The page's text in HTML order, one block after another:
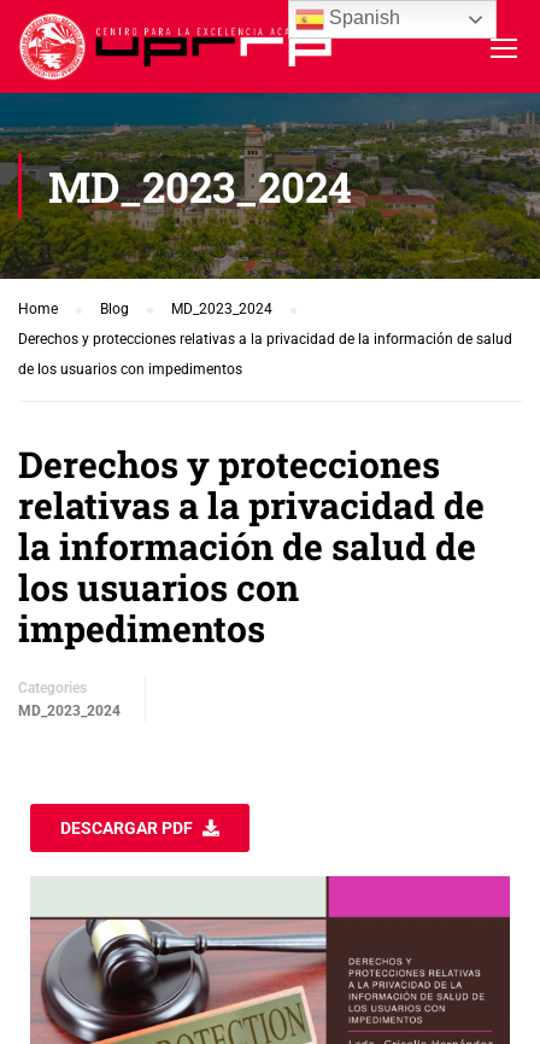
MD_2023_2024
Home Blog
MD_2023_2024
Derechos y protecciones relativas a la privacidad de la información de salud
de los usuarios con impedimentos
Derechos y protecciones
relativas a la privacidad de
la información de salud de
los usuarios con
impedimentos
Categories
MD_2023_2024
DESCARGAR PDF
Spanish